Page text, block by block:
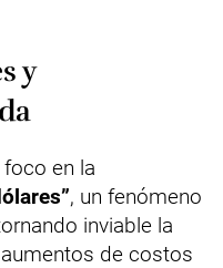
y
en la
, un fenómeno
inviable la
de costos